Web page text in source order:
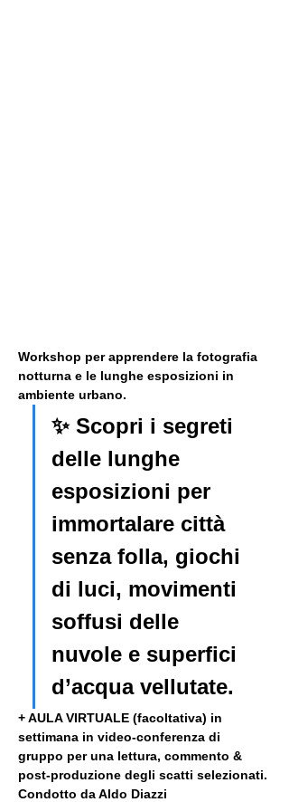
Workshop per apprendere la fotografia
notturna e le lunghe esposizioni in
ambiente urbano.
✨ Scopri i segreti
delle lunghe
esposizioni per
immortalare città
senza folla, giochi
di luci, movimenti
soffusi delle
nuvole e superfici
d’acqua vellutate.
+ AULA VIRTUALE (facoltativa) in
settimana in video-conferenza di
gruppo per una lettura, commento &
post-produzione degli scatti selezionati.
Condotto da Aldo Diazzi